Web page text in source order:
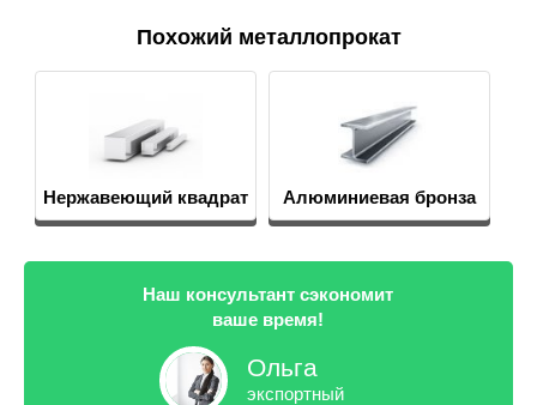
Похожий металлопрокат
Нержавеющий квадрат Алюминиевая бронза
Наш консультант сэкономит
ваше время!
Ольга
экспортный